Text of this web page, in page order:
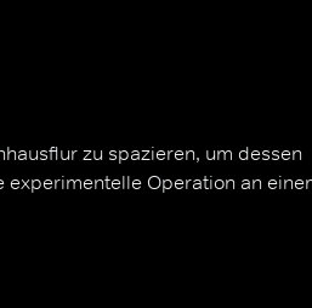
zu spazieren, um dessen
Operation an